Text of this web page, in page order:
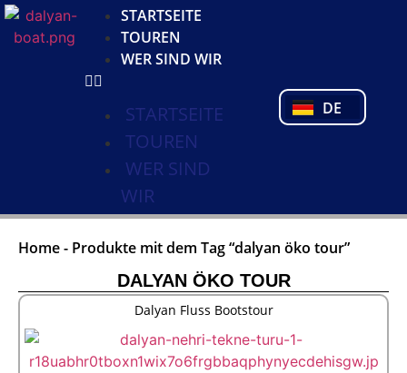
STARTSEITE
TOUREN
WER SIND WIR
STARTSEITE
TOUREN
WER SIND
WIR
DE
PT
TR
Home- Produkte mit dem Tag “dalyan öko tour”
DALYAN ÖKO TOUR
Dalyan Fluss Bootstour